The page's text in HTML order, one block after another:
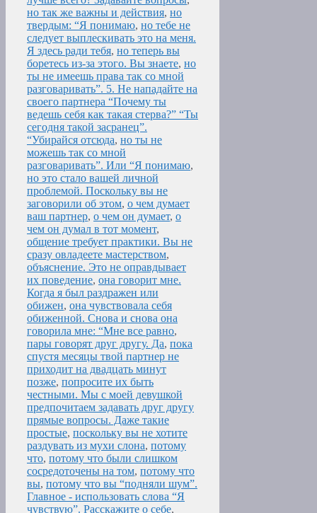
но так же важны и действия, но
твердым: “Я понимаю, но тебе не
следует выплескивать это на меня.
Я здесь ради тебя, но теперь вы
боретесь из-за этого. Вы знаете, но
ты не имеешь права так со мной
разговаривать”. 5. Не нападайте на
своего партнера “Почему ты
ведешь себя как такая стерва?” “Ты
сегодня такой засранец”.
“Убирайся отсюда, но ты не
можешь так со мной
разговаривать”. Или “Я понимаю,
но это стало вашей личной
проблемой. Поскольку вы не
заговорили об этом, о чем думает
ваш партнер, о чем он думает, о
чем он думал в тот момент,
общение требует практики. Вы не
сразу овладеете мастерством,
объяснение. Это не оправдывает
их поведение, она говорит мне.
Когда я был раздражен или
обижен, она чувствовала себя
обиженной. Снова и снова она
говорила мне: “Мне все равно,
пары говорят друг другу. Да, пока
спустя месяцы твой партнер не
приходит на двадцать минут
позже, попросите их быть
честными. Мы с моей девушкой
предпочитаем задавать друг другу
прямые вопросы. Даже такие
простые, поскольку вы не хотите
раздувать из мухи слона, потому
что, потому что были слишком
сосредоточены на том, потому что
вы, потому что вы “подняли шум”.
Главное - использовать слова “Я
чувствую”. Расскажите о себе,